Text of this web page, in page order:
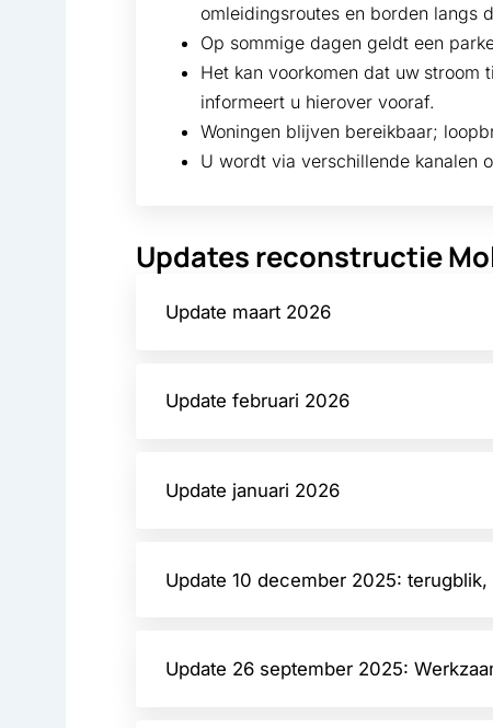
omleidingsroutes en borden langs
Op sommige dagen geldt een
Het kan voorkomen dat uw stroom
informeert u hierover vooraf.
Woningen blijven bereikbaar;
U wordt via verschillende kanalen
Updates reconstructie
Update maart 2026
Update februari 2026
Update januari 2026
Update 10 december 2025:
Update 26 september 2025: